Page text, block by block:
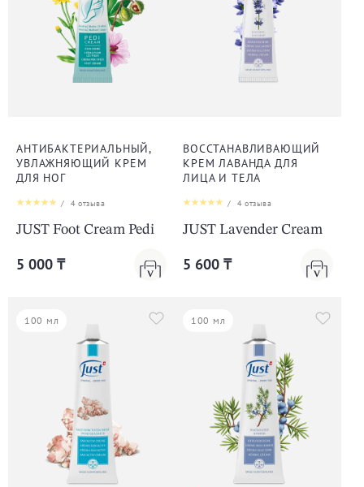
АНТИБАКТЕРИАЛЬНЫЙ,
УВЛАЖНЯЮЩИЙ КРЕМ
ДЛЯ НОГ
/ 4отзыва
JUST Foot Cream Pedi
5 000 ₸
ВОССТАНАВЛИВАЮЩИЙ
КРЕМ ЛАВАНДА ДЛЯ
ЛИЦА И ТЕЛА
/ 4отзыва
JUST Lavender Cream
5 600 ₸
100 мл 100 мл